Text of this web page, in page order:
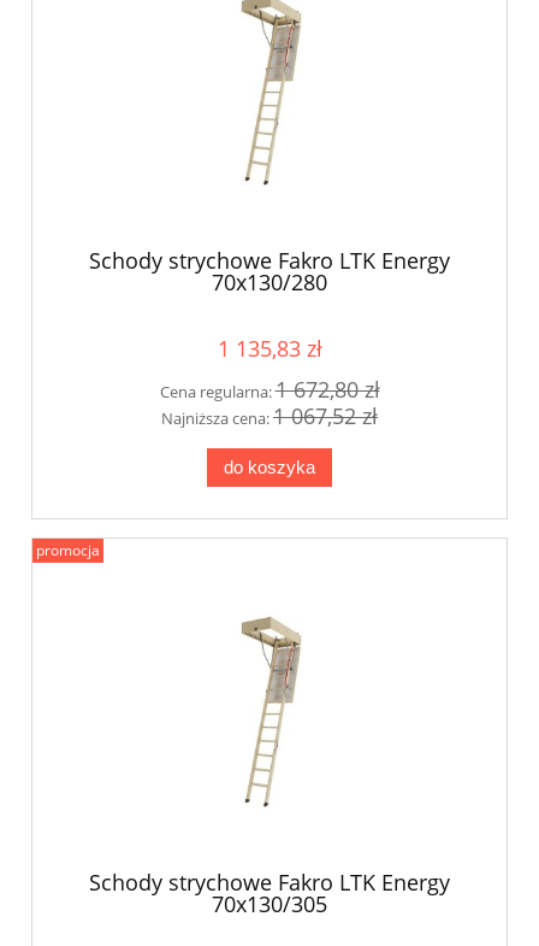
Schody strychowe Fakro LTK Energy
70x130/280
1 135,83 zł
Cena regularna:1 672,80 zł
Najniższa cena:1 067,52 zł
do koszyka
Schody strychowe Fakro LTK Energy
70x130/305
promocja